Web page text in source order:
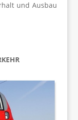
und Ausbau